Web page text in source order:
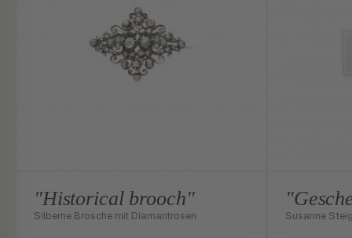
"Historical brooch"
Silberne Brosche mit Diamantrosen Susanne